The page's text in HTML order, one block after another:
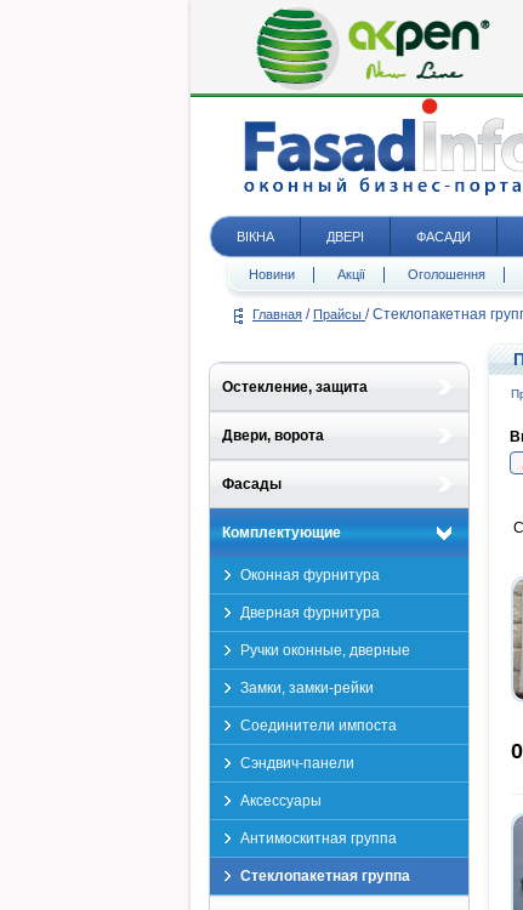
ВІКНА ДВЕРІ ФАСАДИ
Новини Акції Оголошення
Главная / Прайсы / Стеклопакетная
Остекление, защита
Двери, ворота
Фасады
Комплектующие
Оконная фурнитура
Дверная фурнитура
Ручки оконные, дверные
Замки, замки-рейки
Соединители импоста
Сэндвич-панели
Аксессуары
Антимоскитная группа
Стеклопакетная группа